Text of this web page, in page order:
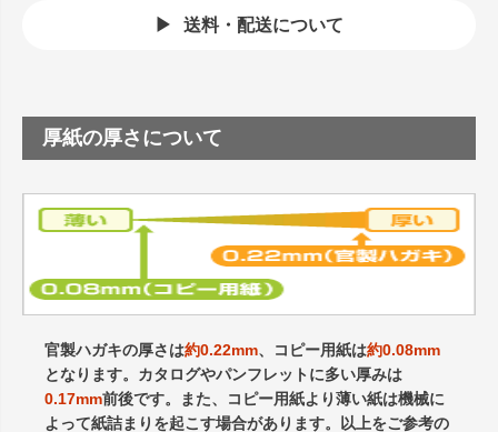
送料・配送について
厚紙の厚さについて
官製ハガキの厚さは約0.22mm、コピー用紙は約0.08mm
となります。カタログやパンフレットに多い厚みは
0.17mm前後です。また、コピー用紙より薄い紙は機械に
よって紙詰まりを起こす場合があります。以上をご参考の